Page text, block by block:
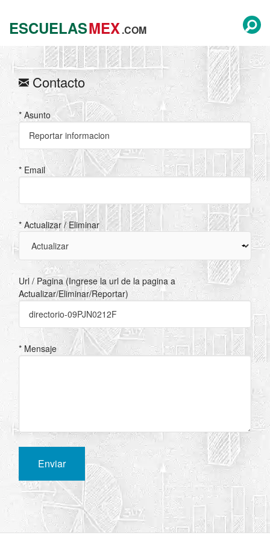
ESCUELASMEX.COM
Contacto
* Asunto
* Email
* Actualizar / Eliminar
Url / Pagina (Ingrese la url de la pagina a
Actualizar/Eliminar/Reportar)
* Mensaje
Enviar